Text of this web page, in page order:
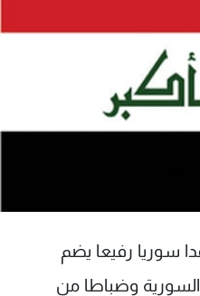
سوريا رفيعا يضم
السورية وضباطا من
رياضة